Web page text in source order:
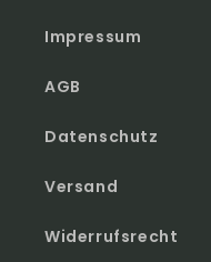
Impressum
AGB
Datenschutz
Versand
Widerrufsrecht